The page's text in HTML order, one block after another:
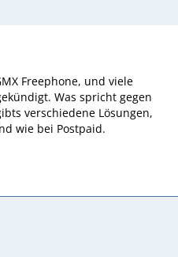
Freephone, und viele
Was spricht gegen
verschiedene Lösungen,
wie bei Postpaid.